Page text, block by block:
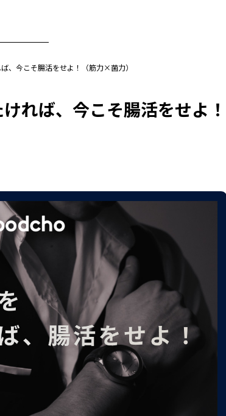
、今こそ腸活をせよ！（筋力×菌力）
れば、今こそ腸活をせよ！